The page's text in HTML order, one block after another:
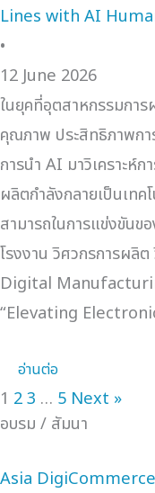
Lines with AI
•
12 June 2026
ในยุคที่อุตสาหกรรมกา
คุณภาพ ประสิทธิภาพกา
การนำ AI มาวิเคราะห์
ผลิตกำลังกลายเป็นเท
สามารถในการแข่งขันข
โรงงาน วิศวกรการผลิ
Digital
“Elevating
อ่านต่อ
1 23 … 5 Next »
อบรม / สัมนา
Asia